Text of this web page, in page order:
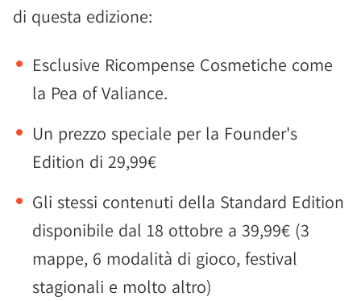
di questa edizione:
Esclusive Ricompense Cosmetiche come
la Pea of Valiance.
Un prezzo speciale per la Founder's
Edition di 29,99€
Gli stessi contenuti della Standard Edition
disponibile dal 18 ottobre a 39,99€ (3
mappe, 6 modalità di gioco, festival
stagionali e molto altro)